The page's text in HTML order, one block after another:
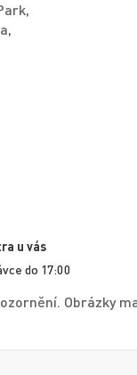
u vás
do 17:00
Obrázky